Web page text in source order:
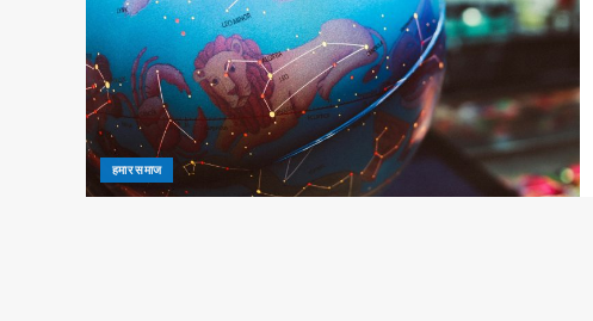
हमार समाज